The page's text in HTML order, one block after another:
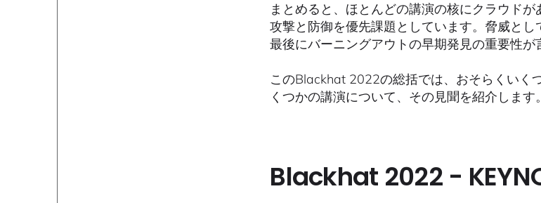
まとめると、ほとんどの講演の核にクラウド
攻撃と防御を優先課題としています。脅威と
最後にバーニングアウトの早期発見の重要性が
このBlackhat 2022の総括では、おそらくいく
くつかの講演について、その見聞を紹介します。
Blackhat 2022 -